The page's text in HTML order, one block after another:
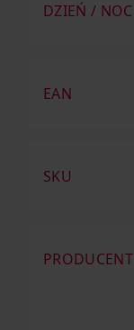
DZIEŃ / NOC
EAN
SKU
PRODUCENT